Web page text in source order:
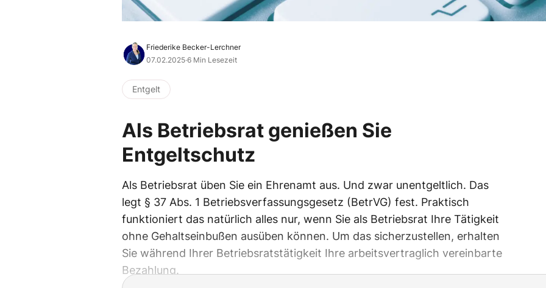
Friederike Becker-Lerchner
07.02.2025·6 Min Lesezeit
Entgelt
Als Betriebsrat genießen Sie
Entgeltschutz
Als Betriebsrat üben Sie ein Ehrenamt aus. Und zwar unentgeltlich. Das
legt § 37 Abs. 1 Betriebsverfassungsgesetz (BetrVG) fest. Praktisch
funktioniert das natürlich alles nur, wenn Sie als Betriebsrat Ihre Tätigkeit
ohne Gehaltseinbußen ausüben können. Um das sicherzustellen, erhalten
Sie während Ihrer Betriebsratstätigkeit Ihre arbeitsvertraglich vereinbarte
Bezahlung.